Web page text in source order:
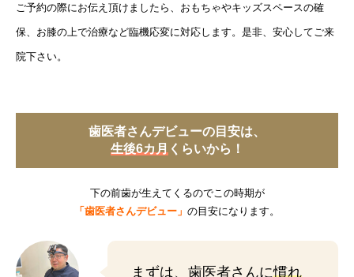
ご予約の際にお伝え頂けましたら、おもちゃやキッズスペースの確
保、お膝の上で治療など臨機応変に対応します。是非、安心してご来
院下さい。
歯医者さんデビューの目安は、
生後6カ月 くらいから！
下の前歯が生えてくるのでこの時期が
「歯医者さんデビュー」 の目安になります。
まずは、歯医者さんに慣れ